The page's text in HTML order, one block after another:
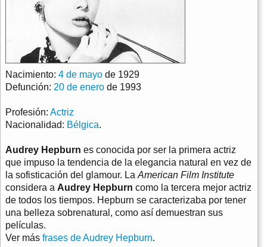
Nacimiento: 4 de mayo de 1929
Defunción: 20 de enero de 1993
Profesión: Actriz
Nacionalidad: Bélgica.
Audrey Hepburn es conocida por ser la primera actriz
que impuso la tendencia de la elegancia natural en vez de
la sofisticación del glamour. La American Film Institute
considera a Audrey Hepburn como la tercera mejor actriz
de todos los tiempos. Hepburn se caracterizaba por tener
una belleza sobrenatural, como así demuestran sus
películas.
Ver más frases de Audrey Hepburn.